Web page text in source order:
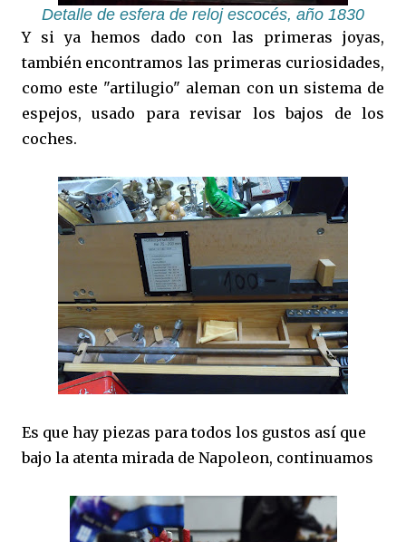
Detalle de esfera de reloj escocés, año 1830
Y si ya hemos dado con las primeras joyas,
también encontramos las primeras curiosidades,
como este "artilugio" aleman con un sistema de
espejos, usado para revisar los bajos de los
coches.
Es que hay piezas para todos los gustos así que
bajo la atenta mirada de Napoleon, continuamos